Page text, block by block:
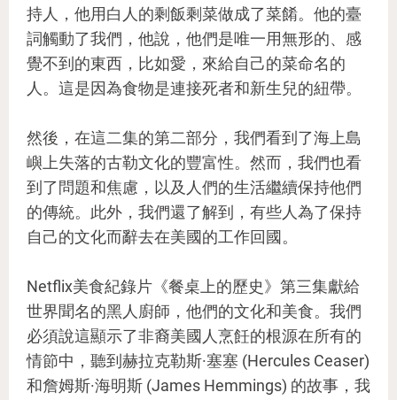
持人，他用白人的剩飯剩菜做成了菜餚。他的臺
詞觸動了我們，他說，他們是唯一用無形的、感
覺不到的東西，比如愛，來給自己的菜命名的
人。這是因為食物是連接死者和新生兒的紐帶。
然後，在這二集的第二部分，我們看到了海上島
嶼上失落的古勒文化的豐富性。然而，我們也看
到了問題和焦慮，以及人們的生活繼續保持他們
的傳統。此外，我們還了解到，有些人為了保持
自己的文化而辭去在美國的工作回國。
Netflix美食紀錄片《餐桌上的歷史》第三集獻給
世界聞名的黑人廚師，他們的文化和美食。我們
必須說這顯示了非裔美國人烹飪的根源在所有的
情節中，聽到赫拉克勒斯·塞塞 (Hercules Ceaser)
和詹姆斯·海明斯 (James Hemmings) 的故事，我